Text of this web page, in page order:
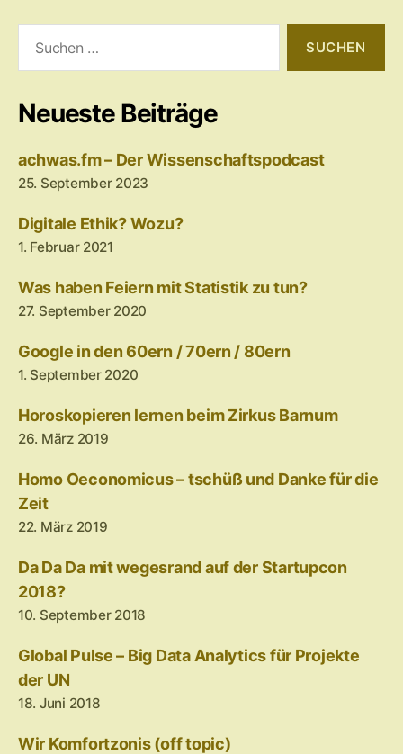
nach:
Neueste Beiträge
achwas.fm – Der Wissenschaftspodcast
25. September 2023
Digitale Ethik? Wozu?
1. Februar 2021
Was haben Feiern mit Statistik zu tun?
27. September 2020
Google in den 60ern / 70ern / 80ern
1. September 2020
Horoskopieren lernen beim Zirkus Barnum
26. März 2019
Homo Oeconomicus – tschüß und Danke für die
Zeit
22. März 2019
Da Da Da mit wegesrand auf der Startupcon
2018?
10. September 2018
Global Pulse – Big Data Analytics für Projekte
der UN
18. Juni 2018
Wir Komfortzonis (off topic)